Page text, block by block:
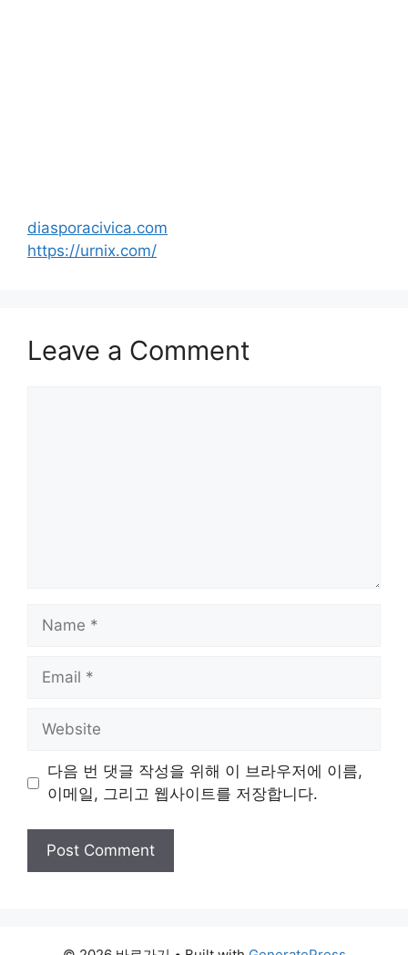
diasporacivica.com
https://urnix.com/
Leave a Comment
Name
Email
Website
다음 번 댓글 작성을 위해 이 브라우저에 이름,
이메일, 그리고 웹사이트를 저장합니다.